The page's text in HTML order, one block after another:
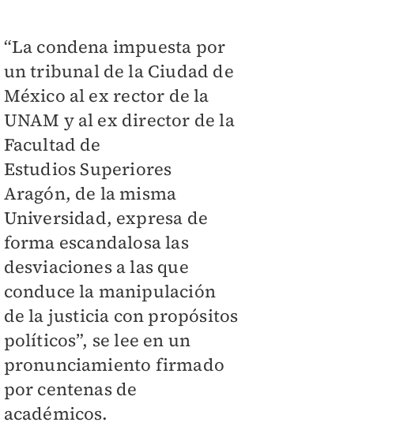
“La condena impuesta por
un tribunal de la Ciudad de
México al ex rector de la
UNAM y al ex director de la
Facultad de
Estudios Superiores
Aragón, de la misma
Universidad, expresa de
forma escandalosa las
desviaciones a las que
conduce la manipulación
de la justicia con propósitos
políticos”, se lee en un
pronunciamiento firmado
por centenas de
académicos.